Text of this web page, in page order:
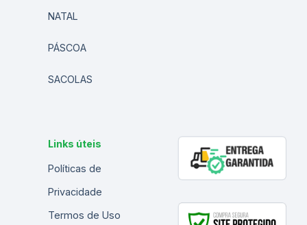
NATAL
PÁSCOA
SACOLAS
Links úteis
Políticas de
Privacidade
Termos de Uso